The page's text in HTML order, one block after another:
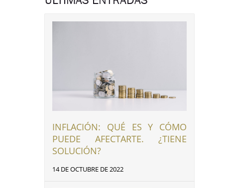
INFLACIÓN: QUÉ ES Y CÓMO
PUEDE AFECTARTE. ¿TIENE
SOLUCIÓN?
14 DE OCTUBRE DE 2022